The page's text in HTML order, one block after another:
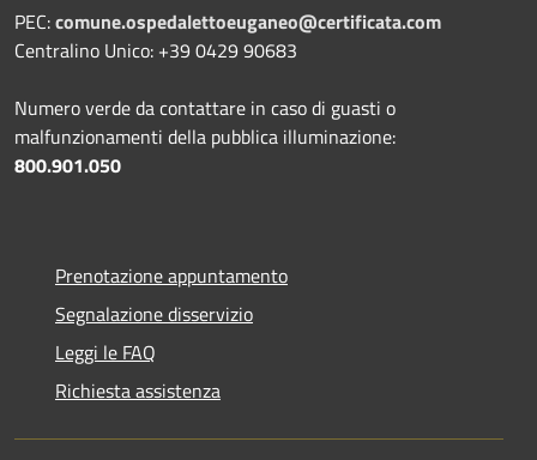
PEC:comune.ospedalettoeuganeo@certificata.com
Centralino Unico: +39 0429 90683
Numero verde da contattare in caso di guasti o
malfunzionamenti della pubblica illuminazione:
800.901.050
Prenotazione appuntamento
Segnalazione disservizio
Leggi le FAQ
Richiesta assistenza